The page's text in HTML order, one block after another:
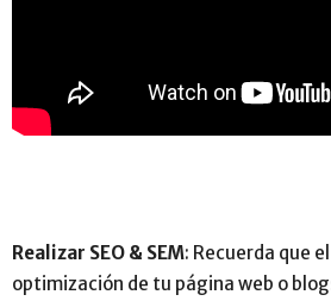
Realizar SEO & SEM: Recuerda que
optimización de tu página web o